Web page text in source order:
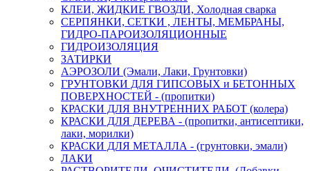
КЛЕИ, ЖИДКИЕ ГВОЗДИ, Холодная сварка
СЕРПЯНКИ, СЕТКИ , ЛЕНТЫ, МЕМБРАНЫ,
ГИДРО-ПАРОИЗОЛЯЦИОННЫЕ
ГИДРОИЗОЛЯЦИЯ
ЗАТИРКИ
АЭРОЗОЛИ (Эмали, Лаки, Грунтовки)
ГРУНТОВКИ ДЛЯ ГИПСОВЫХ и БЕТОННЫХ
ПОВЕРХНОСТЕЙ - (пропитки)
КРАСКИ ДЛЯ ВНУТРЕННИХ РАБОТ (колера)
КРАСКИ ДЛЯ ДЕРЕВА - (пропитки, антисептики,
лаки, морилки)
КРАСКИ ДЛЯ МЕТАЛЛА - (грунтовки, эмали)
ЛАКИ